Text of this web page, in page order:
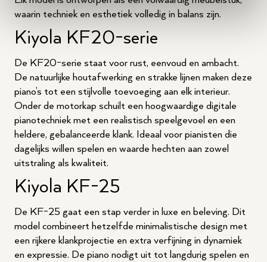
waarin techniek en esthetiek volledig in balans zijn.
Kiyola KF20-serie
De KF20-serie staat voor rust, eenvoud en ambacht.
De natuurlijke houtafwerking en strakke lijnen maken deze
piano’s tot een stijlvolle toevoeging aan elk interieur.
Onder de motorkap schuilt een hoogwaardige digitale
pianotechniek met een realistisch speelgevoel en een
heldere, gebalanceerde klank. Ideaal voor pianisten die
dagelijks willen spelen en waarde hechten aan zowel
uitstraling als kwaliteit.
Kiyola KF-25
De KF-25 gaat een stap verder in luxe en beleving. Dit
model combineert hetzelfde minimalistische design met
een rijkere klankprojectie en extra verfijning in dynamiek
en expressie. De piano nodigt uit tot langdurig spelen en